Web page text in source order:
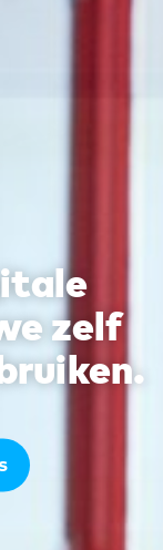
zelf